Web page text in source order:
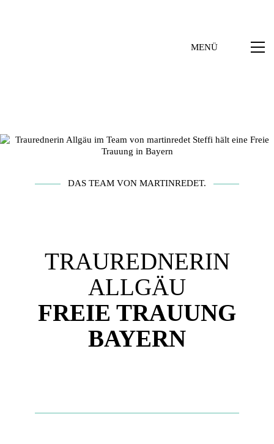
MENÜ
DAS TEAM VON MARTINREDET.
TRAUREDNERIN
ALLGÄU
FREIE TRAUUNG
BAYERN